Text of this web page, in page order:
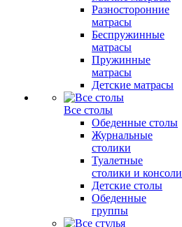
Разносторонние
матрасы
Беспружинные
матрасы
Пружинные
матрасы
Детские матрасы
Все столы
Обеденные столы
Журнальные
столики
Туалетные
столики и консоли
Детские столы
Обеденные
группы